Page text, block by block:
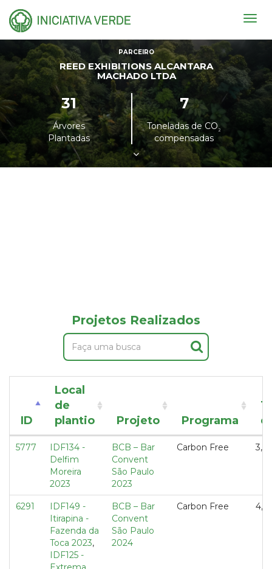
PARCEIRO
REED EXHIBITIONS ALCANTARA
MACHADO LTDA
31
Árvores
Plantadas
7
Toneladas de CO²
compensadas
Projetos Realizados
ID
Local
de
plantio
Projeto Programa
5777
IDF134 -
Delfim
Moreira
2023
BCB – Bar
Convent
São Paulo
2023
Carbon Free
6291
IDF149 -
Itirapina -
Fazenda da
Toca 2023,
IDF125 -
BCB – Bar
Convent
São Paulo
2024
Carbon Free